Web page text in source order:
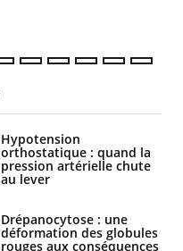
Hypotension
orthostatique : quand la
pression artérielle chute
au lever
Drépanocytose : une
déformation des globules
rouges aux conséquences